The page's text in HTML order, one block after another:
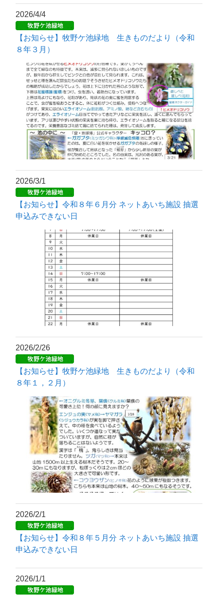
2026/4/4
【お知らせ】牧野ケ池緑地 生きものだより（令和
８年３月）
2026/3/1
【お知らせ】令和８年６月分 ネットあいち施設 抽選
申込みできない日
2026/2/26
【お知らせ】牧野ケ池緑地 生きものだより（令和
８年１，２月）
2026/2/1
【お知らせ】令和８年５月分 ネットあいち施設 抽選
申込みできない日
2026/1/1